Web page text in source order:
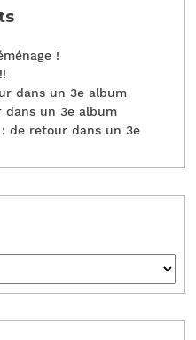
!
dans un 3e album
dans un 3e album
de retour dans un 3e